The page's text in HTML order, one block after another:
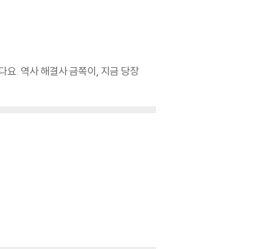
요. 역사 해결사 금쪽이, 지금 당장